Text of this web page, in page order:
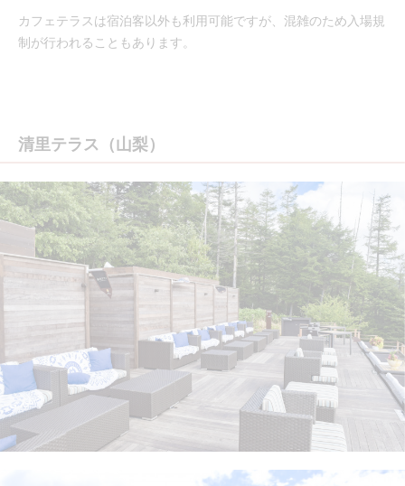
カフェテラスは宿泊客以外も利用可能ですが、混雑のため入場規
制が行われることもあります。
清里テラス（山梨）